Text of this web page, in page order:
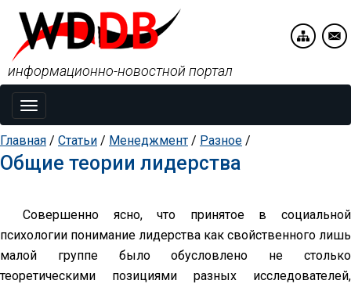
Toggle
navigation
информационно-новостной портал
Главная / Статьи / Менеджмент / Разное /
Общие теории лидерства
Совершенно ясно, что принятое в социальной
психологии понимание лидерства как свойственного лишь
малой группе было обусловлено не столько
теоретическими позициями разных исследователей,